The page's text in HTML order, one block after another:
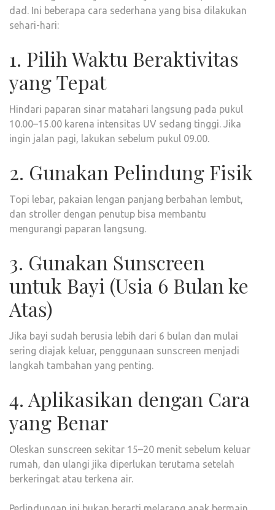
dad. Ini beberapa cara sederhana yang bisa dilakukan
sehari-hari:
1. Pilih Waktu Beraktivitas
yang Tepat
Hindari paparan sinar matahari langsung pada pukul
10.00–15.00 karena intensitas UV sedang tinggi. Jika
ingin jalan pagi, lakukan sebelum pukul 09.00.
2. Gunakan Pelindung Fisik
Topi lebar, pakaian lengan panjang berbahan lembut,
dan stroller dengan penutup bisa membantu
mengurangi paparan langsung.
3. Gunakan Sunscreen
untuk Bayi (Usia 6 Bulan ke
Atas)
Jika bayi sudah berusia lebih dari 6 bulan dan mulai
sering diajak keluar, penggunaan sunscreen menjadi
langkah tambahan yang penting.
4. Aplikasikan dengan Cara
yang Benar
Oleskan sunscreen sekitar 15–20 menit sebelum keluar
rumah, dan ulangi jika diperlukan terutama setelah
berkeringat atau terkena air.